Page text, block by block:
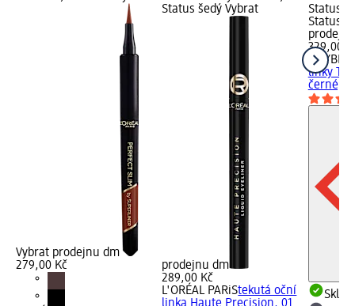
Vybrat prodejnu dm
279,00 Kč
Status šedý Vybrat
prodejnu dm
289,00 Kč
L'ORÉAL PARiStekutá oční
Status
Status
329,00
linky
černé, 1